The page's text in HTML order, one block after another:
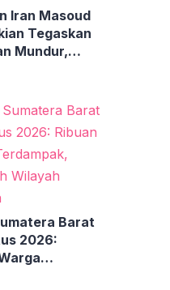
Iran Masoud
Tegaskan
Mundur,
Barat
2026: